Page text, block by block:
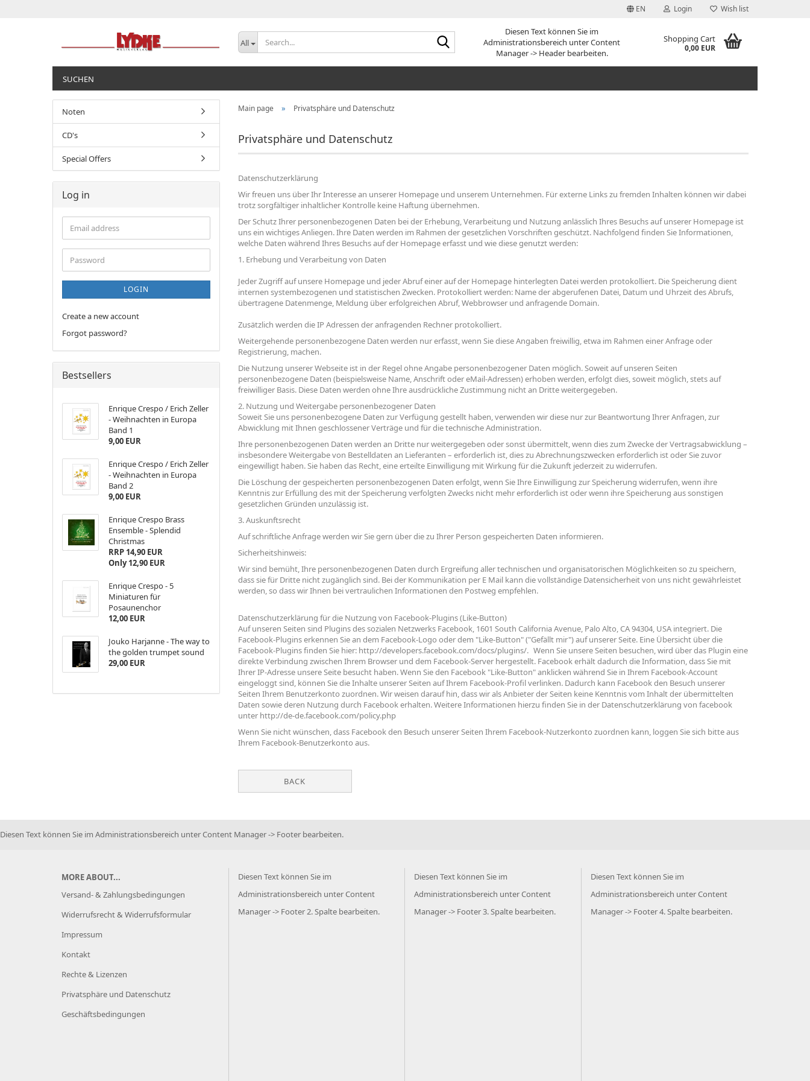
EN Login Wish list
All
Diesen Text können Sie im
Administrationsbereich unter Content
Manager -> Header bearbeiten.
Shopping Cart
0,00 EUR
SUCHEN
Main page » Privatsphäre und Datenschutz
Privatsphäre und Datenschutz
Datenschutzerklärung
Wir freuen uns über Ihr Interesse an unserer Homepage und unserem Unternehmen. Für externe Links zu fremden Inhalten können wir dabei
trotz sorgfältiger inhaltlicher Kontrolle keine Haftung übernehmen.
Der Schutz Ihrer personenbezogenen Daten bei der Erhebung, Verarbeitung und Nutzung anlässlich Ihres Besuchs auf unserer Homepage ist
uns ein wichtiges Anliegen. Ihre Daten werden im Rahmen der gesetzlichen Vorschriften geschützt. Nachfolgend finden Sie Informationen,
welche Daten während Ihres Besuchs auf der Homepage erfasst und wie diese genutzt werden:
1. Erhebung und Verarbeitung von Daten
Jeder Zugriff auf unsere Homepage und jeder Abruf einer auf der Homepage hinterlegten Datei werden protokolliert. Die Speicherung dient
internen systembezogenen und statistischen Zwecken. Protokolliert werden: Name der abgerufenen Datei, Datum und Uhrzeit des Abrufs,
übertragene Datenmenge, Meldung über erfolgreichen Abruf, Webbrowser und anfragende Domain.
Zusätzlich werden die IP Adressen der anfragenden Rechner protokolliert.
Weitergehende personenbezogene Daten werden nur erfasst, wenn Sie diese Angaben freiwillig, etwa im Rahmen einer Anfrage oder
Registrierung, machen.
Die Nutzung unserer Webseite ist in der Regel ohne Angabe personenbezogener Daten möglich. Soweit auf unseren Seiten
personenbezogene Daten (beispielsweise Name, Anschrift oder eMail-Adressen) erhoben werden, erfolgt dies, soweit möglich, stets auf
freiwilliger Basis. Diese Daten werden ohne Ihre ausdrückliche Zustimmung nicht an Dritte weitergegeben.
2. Nutzung und Weitergabe personenbezogener Daten
Soweit Sie uns personenbezogene Daten zur Verfügung gestellt haben, verwenden wir diese nur zur Beantwortung Ihrer Anfragen, zur
Abwicklung mit Ihnen geschlossener Verträge und für die technische Administration.
Ihre personenbezogenen Daten werden an Dritte nur weitergegeben oder sonst übermittelt, wenn dies zum Zwecke der Vertragsabwicklung –
insbesondere Weitergabe von Bestelldaten an Lieferanten – erforderlich ist, dies zu Abrechnungszwecken erforderlich ist oder Sie zuvor
eingewilligt haben. Sie haben das Recht, eine erteilte Einwilligung mit Wirkung für die Zukunft jederzeit zu widerrufen.
Die Löschung der gespeicherten personenbezogenen Daten erfolgt, wenn Sie Ihre Einwilligung zur Speicherung widerrufen, wenn ihre
Kenntnis zur Erfüllung des mit der Speicherung verfolgten Zwecks nicht mehr erforderlich ist oder wenn ihre Speicherung aus sonstigen
gesetzlichen Gründen unzulässig ist.
3. Auskunftsrecht
Auf schriftliche Anfrage werden wir Sie gern über die zu Ihrer Person gespeicherten Daten informieren.
Sicherheitshinweis:
Wir sind bemüht, Ihre personenbezogenen Daten durch Ergreifung aller technischen und organisatorischen Möglichkeiten so zu speichern,
dass sie für Dritte nicht zugänglich sind. Bei der Kommunikation per E Mail kann die vollständige Datensicherheit von uns nicht gewährleistet
werden, so dass wir Ihnen bei vertraulichen Informationen den Postweg empfehlen.
Datenschutzerklärung für die Nutzung von Facebook-Plugins (Like-Button)
Auf unseren Seiten sind Plugins des sozialen Netzwerks Facebook, 1601 South California Avenue, Palo Alto, CA 94304, USA integriert. Die
Facebook-Plugins erkennen Sie an dem Facebook-Logo oder dem "Like-Button" ("Gefällt mir") auf unserer Seite. Eine Übersicht über die
Facebook-Plugins finden Sie hier: http://developers.facebook.com/docs/plugins/. Wenn Sie unsere Seiten besuchen, wird über das Plugin eine
direkte Verbindung zwischen Ihrem Browser und dem Facebook-Server hergestellt. Facebook erhält dadurch die Information, dass Sie mit
Ihrer IP-Adresse unsere Seite besucht haben. Wenn Sie den Facebook "Like-Button" anklicken während Sie in Ihrem Facebook-Account
eingeloggt sind, können Sie die Inhalte unserer Seiten auf Ihrem Facebook-Profil verlinken. Dadurch kann Facebook den Besuch unserer
Seiten Ihrem Benutzerkonto zuordnen. Wir weisen darauf hin, dass wir als Anbieter der Seiten keine Kenntnis vom Inhalt der übermittelten
Daten sowie deren Nutzung durch Facebook erhalten. Weitere Informationen hierzu finden Sie in der Datenschutzerklärung von facebook
unter http://de-de.facebook.com/policy.php
Wenn Sie nicht wünschen, dass Facebook den Besuch unserer Seiten Ihrem Facebook-Nutzerkonto zuordnen kann, loggen Sie sich bitte aus
Ihrem Facebook-Benutzerkonto aus.
BACK
Noten
CD's
Special Offers
Log in
Email
address
Password
LOGIN
Create a new account
Forgot password?
Bestsellers
Enrique Crespo / Erich Zeller
- Weihnachten in Europa
Band 1
9,00 EUR
Enrique Crespo / Erich Zeller
- Weihnachten in Europa
Band 2
9,00 EUR
Enrique Crespo Brass
Ensemble - Splendid
Christmas
RRP 14,90 EUR
Only 12,90 EUR
Enrique Crespo - 5
Miniaturen für
Posaunenchor
12,00 EUR
Jouko Harjanne - The way to
the golden trumpet sound
29,00 EUR
Diesen Text können Sie im Administrationsbereich unter Content Manager -> Footer bearbeiten.
MORE ABOUT...
Versand- & Zahlungsbedingungen
Widerrufsrecht & Widerrufsformular
Impressum
Kontakt
Rechte & Lizenzen
Privatsphäre und Datenschutz
Geschäftsbedingungen
Diesen Text können Sie im
Administrationsbereich unter Content
Manager -> Footer 2. Spalte bearbeiten.
Diesen Text können Sie im
Administrationsbereich unter Content
Manager -> Footer 3. Spalte bearbeiten.
Diesen Text können Sie im
Administrationsbereich unter Content
Manager -> Footer 4. Spalte bearbeiten.